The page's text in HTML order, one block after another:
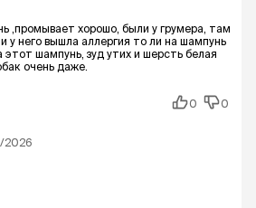
,промывает хорошо, были у грумера, там
у него вышла аллергия то ли на шампунь
этот шампунь, зуд утих и шерсть белая
очень даже.
0 0
2026